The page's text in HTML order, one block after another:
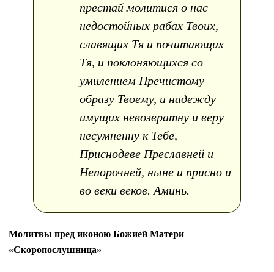
престай молитися о нас
недостойных рабах Твоих,
славящих Тя и почитающих
Тя, и поклоняющихся со
умилением Пречистому
образу Твоему, и надежду
имущих невозвратну и веру
несумненну к Тебе,
Приснодеве Преславней и
Непорочней, ныне и присно и
во веки веков. Аминь.
Молитвы пред иконою Божией Матери
«Скоропослушница»